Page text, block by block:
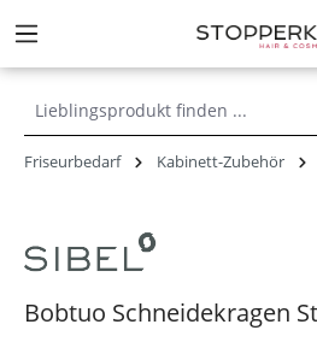
springen
Friseurbedarf Kabinett-Zubehör
Bobtuo Schneidekragen